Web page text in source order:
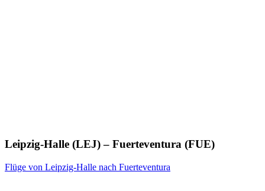
Leipzig-Halle (LEJ) – Fuerteventura (FUE)
Flüge von Leipzig-Halle nach Fuerteventura